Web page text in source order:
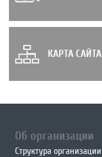
КАРТА САЙТА
Об организации
Структура организации